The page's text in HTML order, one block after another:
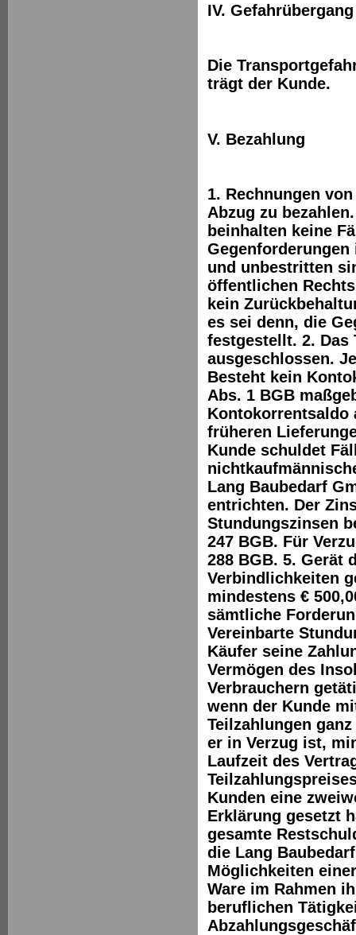
IV. Gefahrübergang
Die
trägt der Kunde.
V. Bezahlung
1. Rechnungen
Abzug zu
beinhalten keine
und unbestritten
öffentlichen
kein
es sei denn, die
festgestellt. 2.
ausgeschlossen.
Besteht kein
Abs. 1 BGB
Kontokorrentsaldo
früheren
Kunde schuldet
Lang Baubedarf
entrichten. Der
Stundungszinsen
247 BGB. Für
288 BGB. 5. Gerät
Verbindlichkeiten
mindestens €
sämtliche
Vereinbarte
Käufer seine
Vermögen des
Verbrauchern
wenn der Kunde
Teilzahlungen
er in Verzug ist,
Laufzeit des
Kunden eine
Erklärung gesetzt
gesamte
die Lang
Möglichkeiten
Ware im Rahmen
beruflichen